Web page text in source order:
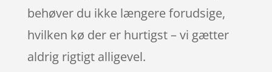
behøver du ikke længere forudsige,
hvilken kø der er hurtigst – vi gætter
aldrig rigtigt alligevel.